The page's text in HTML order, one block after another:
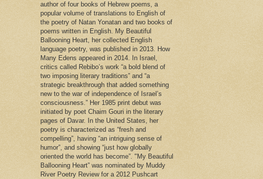
author of four books of Hebrew poems, a
popular volume of translations to English of
the poetry of Natan Yonatan and two books of
poems written in English. My Beautiful
Ballooning Heart, her collected English
language poetry, was published in 2013. How
Many Edens appeared in 2014. In Israel,
critics called Rebibo’s work “a bold blend of
two imposing literary traditions” and “a
strategic breakthrough that added something
new to the war of independence of Israel’s
consciousness.” Her 1985 print debut was
initiated by poet Chaim Gouri in the literary
pages of Davar. In the United States, her
poetry is characterized as “fresh and
compelling”, having “an intriguing sense of
humor”, and showing “just how globally
oriented the world has become”. "My Beautiful
Ballooning Heart” was nominated by Muddy
River Poetry Review for a 2012 Pushcart